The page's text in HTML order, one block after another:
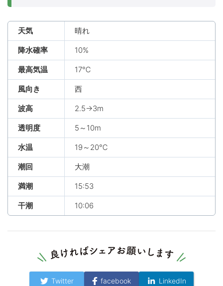
天気 晴れ
降水確率 10%
最高気温 17℃
風向き 西
波高 2.5→3m
透明度 5～10m
水温 19～20℃
潮回 大潮
満潮 15:53
干潮 10:06
Twitter facebook LinkedIn